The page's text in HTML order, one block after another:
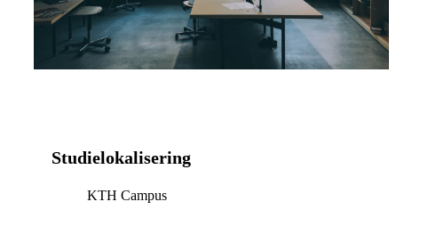
Studielokalisering
KTH Campus